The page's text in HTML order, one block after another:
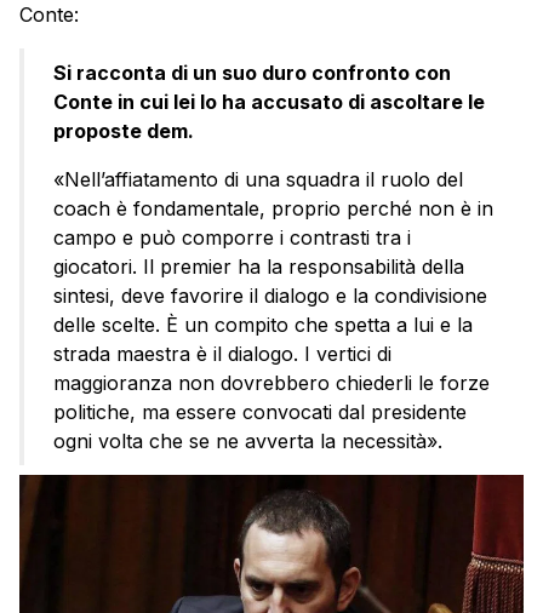
Conte:
Si racconta di un suo duro confronto con
Conte in cui lei lo ha accusato di ascoltare le
proposte dem.
«Nell’affiatamento di una squadra il ruolo del
coach è fondamentale, proprio perché non è in
campo e può comporre i contrasti tra i
giocatori. Il premier ha la responsabilità della
sintesi, deve favorire il dialogo e la condivisione
delle scelte. È un compito che spetta a lui e la
strada maestra è il dialogo. I vertici di
maggioranza non dovrebbero chiederli le forze
politiche, ma essere convocati dal presidente
ogni volta che se ne avverta la necessità».